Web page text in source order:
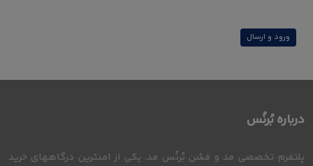
ورود و ارسال
درباره بُرنُس
پلتفرم تخصصی مد و فشن بُرنُس مد، یکی از امنترین درگاههای خرید